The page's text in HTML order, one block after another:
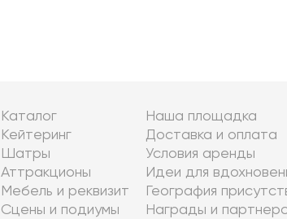
Каталог
Кейтеринг
Шатры
Аттракционы
Мебель и реквизит
Сцены и подиумы
Наша площадка
Доставка и оплата
Условия аренды
Идеи для
География
Награды и